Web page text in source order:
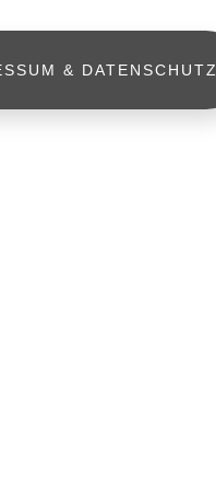
& DATENSCHUTZ